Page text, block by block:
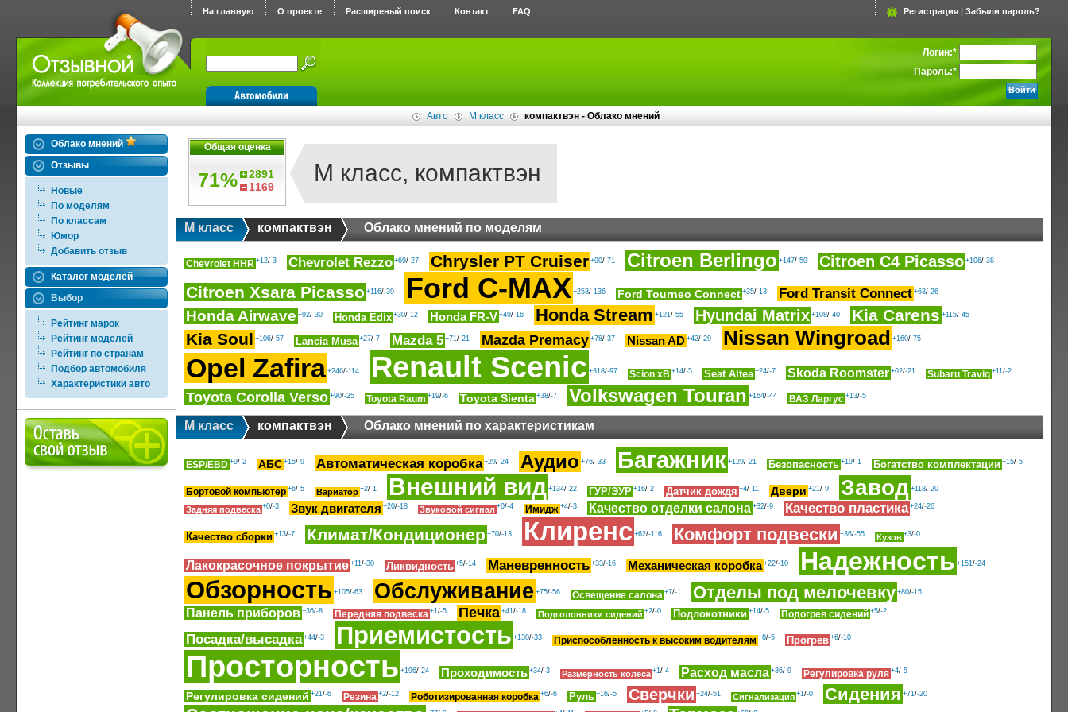
На главную О проекте Расширеный поиск Контакт FAQ Регистрация | Забыли пароль?
Логин:*
Пароль:*
Авто M класс компактвэн - Облако мнений
Облако мнений
Отзывы
Новые
По моделям
По классам
Юмор
Добавить отзыв
Каталог моделей
Выбор
Рейтинг марок
Рейтинг моделей
Рейтинг по странам
Подбор автомобиля
Характеристики авто
Общая оценка
71%
2891
1169
M класс, компактвэн
M класс компактвэн Облако мнений по моделям
Chevrolet HHR +12/-3 Chevrolet Rezzo +69/-27 Chrysler PT Cruiser +90/-71 Citroen Berlingo +147/-59 Citroen C4 Picasso +106/-38
Citroen Xsara Picasso +116/-39 Ford C-MAX +253/-136 Ford Tourneo Connect +35/-13 Ford Transit Connect +63/-26
Honda Airwave +92/-30 Honda Edix +30/-12 Honda FR-V +49/-16 Honda Stream +121/-55 Hyundai Matrix +108/-40 Kia Carens +115/-45
Kia Soul +106/-57 Lancia Musa +27/-7 Mazda 5 +71/-21 Mazda Premacy +78/-37 Nissan AD +42/-29 Nissan Wingroad +160/-75
Opel Zafira +246/-114 Renault Scenic +318/-97 Scion xB +14/-5 Seat Altea +24/-7 Skoda Roomster +62/-21 Subaru Traviq +11/-2
Toyota Corolla Verso +90/-25 Toyota Raum +19/-6 Toyota Sienta +38/-7 Volkswagen Touran +164/-44 ВАЗ Ларгус +13/-5
M класс компактвэн Облако мнений по характеристикам
ESP/EBD +9/-2 АБС +15/-9 Автоматическая коробка +29/-24 Аудио +76/-33 Багажник +129/-21 Безопасность +19/-1 Богатство комплектации +15/-5
Бортовой компьютер +6/-5 Вариатор +2/-1 Внешний вид +134/-22 ГУР/ЭУР +16/-2 Датчик дождя +4/-11 Двери +21/-9 Завод +118/-20
Задняя подвеска +0/-3 Звук двигателя +20/-18 Звуковой сигнал +0/-4 Имидж +4/-3 Качество отделки салона +32/-9 Качество пластика +24/-26
Качество сборки +13/-7 Климат/Кондиционер +70/-13 Клиренс +62/-116 Комфорт подвески +36/-55 Кузов +3/-0
Лакокрасочное покрытие +11/-30 Ликвидность +5/-14 Маневренность +33/-16 Механическая коробка +22/-10 Надежность +151/-24
Обзорность +105/-63 Обслуживание +75/-56 Освещение салона +7/-1 Отделы под мелочевку +80/-15
Панель приборов +36/-8 Передняя подвеска +1/-5 Печка +41/-18 Подголовники сидений +2/-0 Подлокотники +14/-5 Подогрев сидений +5/-2
Посадка/высадка +44/-3 Приемистость +130/-33 Приспособленность к высоким водителям +8/-5 Прогрев +6/-10
Просторность +196/-24 Проходимость +34/-3 Размерность колеса +1/-4 Расход масла +36/-9 Регулировка руля +4/-5
Регулировка сидений +21/-6 Резина +2/-12 Роботизированная коробка +6/-6 Руль +16/-5 Сверчки +24/-51 Сигнализация +1/-0 Сидения +71/-20